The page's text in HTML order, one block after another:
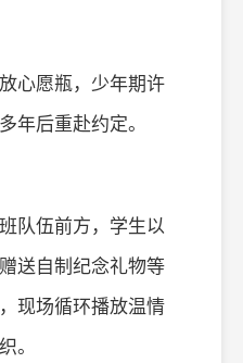
心愿瓶，少年期许
年后重赴约定。
队伍前方，学生以
送自制纪念礼物等
现场循环播放温情
。